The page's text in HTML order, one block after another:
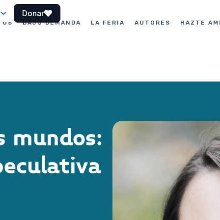
Donar
BAJO DEMANDA LA FERIA AUTORES HAZTE
mundos: